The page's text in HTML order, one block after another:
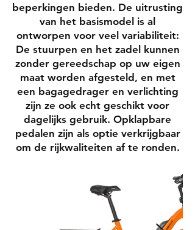
beperkingen bieden. De uitrusting
van het basismodel is al
ontworpen voor veel variabiliteit:
De stuurpen en het zadel kunnen
zonder gereedschap op uw eigen
maat worden afgesteld, en met
een bagagedrager en verlichting
zijn ze ook echt geschikt voor
dagelijks gebruik. Opklapbare
pedalen zijn als optie verkrijgbaar
om de rijkwaliteiten af te ronden.